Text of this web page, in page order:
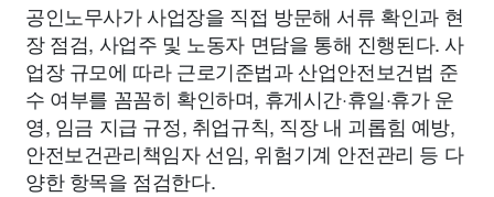
공인노무사가 사업장을 직접 방문해 서류 확인과 현
장 점검, 사업주 및 노동자 면담을 통해 진행된다. 사
업장 규모에 따라 근로기준법과 산업안전보건법 준
수 여부를 꼼꼼히 확인하며, 휴게시간·휴일·휴가 운
영, 임금 지급 규정, 취업규칙, 직장 내 괴롭힘 예방,
안전보건관리책임자 선임, 위험기계 안전관리 등 다
양한 항목을 점검한다.